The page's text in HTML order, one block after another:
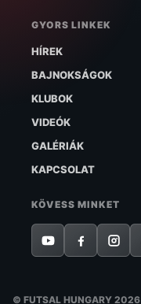
GYORS LINKEK
HÍREK
BAJNOKSÁGOK
KLUBOK
VIDEÓK
GALÉRIÁK
KAPCSOLAT
KÖVESS MINKET
© FUTSAL HUNGARY 2026